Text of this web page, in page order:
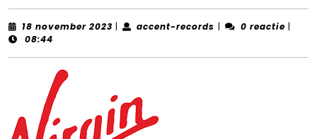
18 november 2023 18| accent-records accent-
| 0 reactie |
08:44